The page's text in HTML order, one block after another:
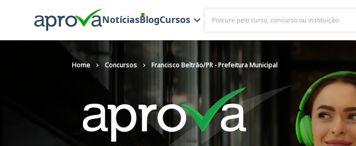
NotíciasBlogCursos
Buscar
Home Concursos Francisco Beltrão/PR - Prefeitura Municipal